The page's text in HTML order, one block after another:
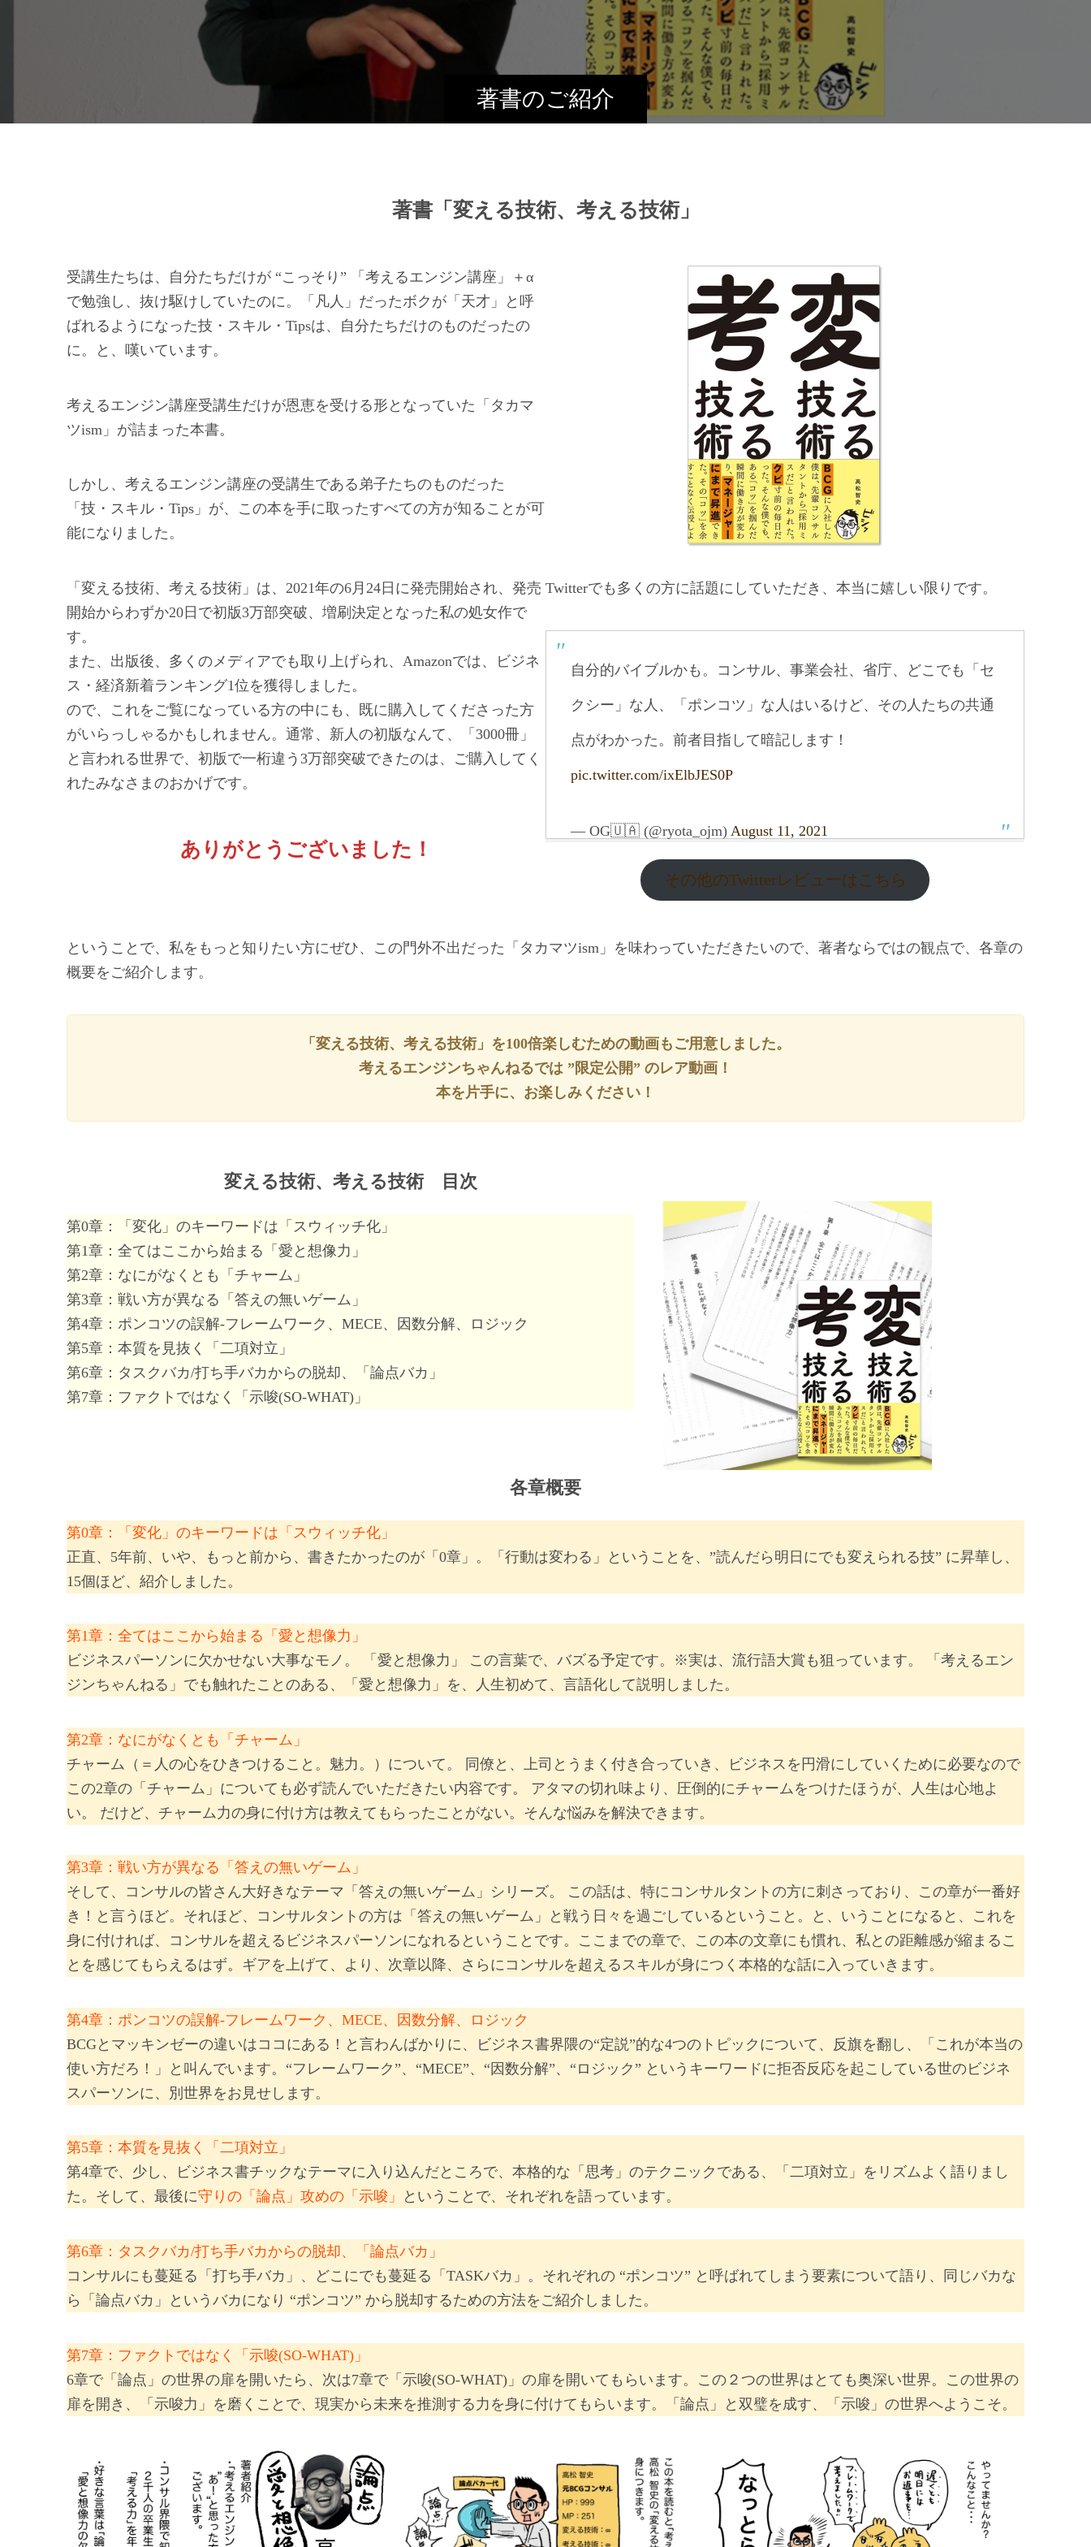
著書のご紹介
著書「変える技術、考える技術」
受講生たちは、自分たちだけが “こっそり” 「考えるエンジン講座」＋α
で勉強し、抜け駆けしていたのに。「凡人」だったボクが「天才」と呼
ばれるようになった技・スキル・Tipsは、自分たちだけのものだったの
に。と、嘆いています。
考えるエンジン講座受講生だけが恩恵を受ける形となっていた「タカマ
ツism」が詰まった本書。
しかし、考えるエンジン講座の受講生である弟子たちのものだった
「技・スキル・Tips」が、この本を手に取ったすべての方が知ることが可
能になりました。
「変える技術、考える技術」は、2021年の6月24日に発売開始され、発売
開始からわずか20日で初版3万部突破、増刷決定となった私の処女作で
す。
また、出版後、多くのメディアでも取り上げられ、Amazonでは、ビジネ
ス・経済新着ランキング1位を獲得しました。
ので、これをご覧になっている方の中にも、既に購入してくださった方
がいらっしゃるかもしれません。通常、新人の初版なんて、「3000冊」
と言われる世界で、初版で一桁違う3万部突破できたのは、ご購入してく
れたみなさまのおかげです。
ありがとうございました！
Twitterでも多くの方に話題にしていただき、本当に嬉しい限りです。
自分的バイブルかも。コンサル、事業会社、省庁、どこでも「セ
クシー」な人、「ポンコツ」な人はいるけど、その人たちの共通
点がわかった。前者目指して暗記します！
pic.twitter.com/ixElbJES0P
— OG🇺🇦 (@ryota_ojm) August 11, 2021
その他のTwitterレビューはこちら
ということで、私をもっと知りたい方にぜひ、この門外不出だった「タカマツism」を味わっていただきたいので、著者ならではの観点で、各章の
概要をご紹介します。
「変える技術、考える技術」を100倍楽しむための動画もご用意しました。
考えるエンジンちゃんねるでは ”限定公開” のレア動画！
本を片手に、お楽しみください！
変える技術、考える技術 目次
第0章：「変化」のキーワードは「スウィッチ化」
第1章：全てはここから始まる「愛と想像力」
第2章：なにがなくとも「チャーム」
第3章：戦い方が異なる「答えの無いゲーム」
第4章：ポンコツの誤解‐フレームワーク、MECE、因数分解、ロジック
第5章：本質を見抜く「二項対立」
第6章：タスクバカ/打ち手バカからの脱却、「論点バカ」
第7章：ファクトではなく「示唆(SO‐WHAT)」
各章概要
第0章：「変化」のキーワードは「スウィッチ化」
正直、5年前、いや、もっと前から、書きたかったのが「0章」。「行動は変わる」ということを、”読んだら明日にでも変えられる技” に昇華し、
15個ほど、紹介しました。
第1章：全てはここから始まる「愛と想像力」
ビジネスパーソンに欠かせない大事なモノ。 「愛と想像力」 この言葉で、バズる予定です。※実は、流行語大賞も狙っています。 「考えるエン
ジンちゃんねる」でも触れたことのある、「愛と想像力」を、人生初めて、言語化して説明しました。
第2章：なにがなくとも「チャーム」
チャーム（＝人の心をひきつけること。魅力。）について。 同僚と、上司とうまく付き合っていき、ビジネスを円滑にしていくために必要なので
この2章の「チャーム」についても必ず読んでいただきたい内容です。 アタマの切れ味より、圧倒的にチャームをつけたほうが、人生は心地よ
い。 だけど、チャーム力の身に付け方は教えてもらったことがない。そんな悩みを解決できます。
第3章：戦い方が異なる「答えの無いゲーム」
そして、コンサルの皆さん大好きなテーマ「答えの無いゲーム」シリーズ。 この話は、特にコンサルタントの方に刺さっており、この章が一番好
き！と言うほど。それほど、コンサルタントの方は「答えの無いゲーム」と戦う日々を過ごしているということ。と、いうことになると、これを
身に付ければ、コンサルを超えるビジネスパーソンになれるということです。ここまでの章で、この本の文章にも慣れ、私との距離感が縮まるこ
とを感じてもらえるはず。ギアを上げて、より、次章以降、さらにコンサルを超えるスキルが身につく本格的な話に入っていきます。
第4章：ポンコツの誤解‐フレームワーク、MECE、因数分解、ロジック
BCGとマッキンゼーの違いはココにある！と言わんばかりに、ビジネス書界隈の“定説”的な4つのトピックについて、反旗を翻し、「これが本当の
使い方だろ！」と叫んでいます。“フレームワーク”、“MECE”、“因数分解”、“ロジック” というキーワードに拒否反応を起こしている世のビジネ
スパーソンに、別世界をお見せします。
第5章：本質を見抜く「二項対立」
第4章で、少し、ビジネス書チックなテーマに入り込んだところで、本格的な「思考」のテクニックである、「二項対立」をリズムよく語りまし
た。そして、最後に守りの「論点」攻めの「示唆」 ということで、それぞれを語っています。
第6章：タスクバカ/打ち手バカからの脱却、「論点バカ」
コンサルにも蔓延る「打ち手バカ」、どこにでも蔓延る「TASKバカ」。それぞれの “ポンコツ” と呼ばれてしまう要素について語り、同じバカな
ら「論点バカ」というバカになり “ポンコツ” から脱却するための方法をご紹介しました。
第7章：ファクトではなく「示唆(SO‐WHAT)」
6章で「論点」の世界の扉を開いたら、次は7章で「示唆(SO‐WHAT)」の扉を開いてもらいます。この２つの世界はとても奥深い世界。この世界の
扉を開き、「示唆力」を磨くことで、現実から未来を推測する力を身に付けてもらいます。「論点」と双璧を成す、「示唆」の世界へようこそ。